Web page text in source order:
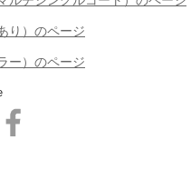
り）のページ
ー）のページ